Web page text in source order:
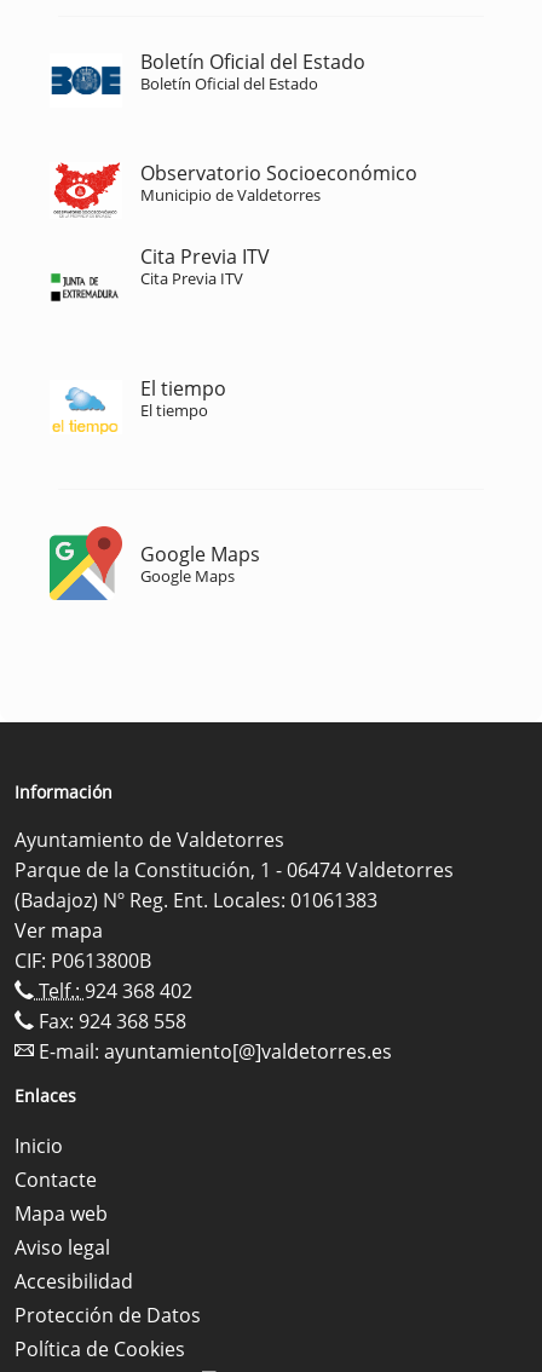
Boletín Oficial del Estado
Boletín Oficial del Estado
Observatorio Socioeconómico
Municipio de Valdetorres
Cita Previa ITV
Cita Previa ITV
El tiempo
El tiempo
Google Maps
Google Maps
Información
Ayuntamiento de Valdetorres
Parque de la Constitución, 1 - 06474 Valdetorres
(Badajoz) Nº Reg. Ent. Locales: 01061383
Ver mapa
CIF: P0613800B
Telf.: 924 368 402
Fax: 924 368 558
E-mail: ayuntamiento[@]valdetorres.es
Enlaces
Inicio
Contacte
Mapa web
Aviso legal
Accesibilidad
Protección de Datos
Política de Cookies